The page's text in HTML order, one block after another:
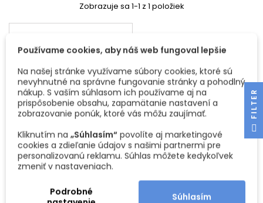
Zobrazuje sa 1-1 z 1 položiek
BIODOSKA 3-VRSTVOVÁ
SMREK B/C 2500 X 2050
MM
Biodoska (3-vrstvová lepená
moderným ekologický
Cena
265,95 €
Používame cookies, aby náš web fungoval lepšie
Na našej stránke využívame súbory cookies, ktoré sú
nevyhnutné na správne fungovanie stránky a pohodlný
nákup. S vaším súhlasom ich používame aj na
prispôsobenie obsahu, zapamätanie nastavení a
zobrazovanie ponúk, ktoré vás môžu zaujímať.
Kliknutím na „Súhlasím“ povolíte aj marketingové
cookies a zdieľanie údajov s našimi partnermi pre
personalizovanú reklamu. Súhlas môžete kedykoľvek
zmeniť v nastaveniach.
Podrobné
Súhlasím
R